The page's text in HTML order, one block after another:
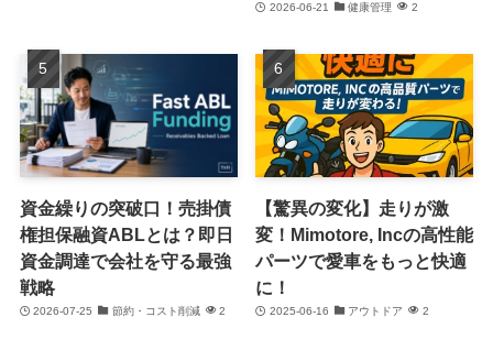
2026-06-21 健康管理 2
資金繰りの突破口！売掛債
権担保融資ABLとは？即日
資金調達で会社を守る最強
戦略
2026-07-25 節約・コスト削減 2
【驚異の変化】走りが激
変！Mimotore, Incの高性能
パーツで愛車をもっと快適
に！
2025-06-16 アウトドア 2